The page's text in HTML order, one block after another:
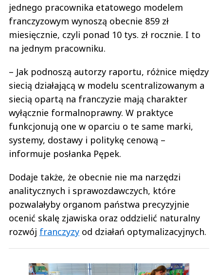
jednego pracownika etatowego modelem
franczyzowym wynoszą obecnie 859 zł
miesięcznie, czyli ponad 10 tys. zł rocznie. I to
na jednym pracowniku.
– Jak podnoszą autorzy raportu, różnice między
siecią działającą w modelu scentralizowanym a
siecią opartą na franczyzie mają charakter
wyłącznie formalnoprawny. W praktyce
funkcjonują one w oparciu o te same marki,
systemy, dostawy i politykę cenową –
informuje posłanka Pępek.
Dodaje także, że obecnie nie ma narzędzi
analitycznych i sprawozdawczych, które
pozwalałyby organom państwa precyzyjnie
ocenić skalę zjawiska oraz oddzielić naturalny
rozwój franczyzy od działań optymalizacyjnych.